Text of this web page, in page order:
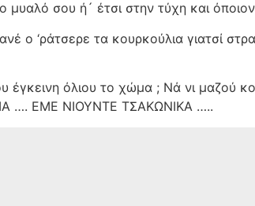
μυαλό σου ή´ έτσι στην τύχη και
ο ‘ράτσερε τα κουρκούλια γιατσί
έγκεινη όλιου το χώμα ; Νά νι μαζού
…. ΕΜΕ ΝΙΟΥΝΤΕ ΤΣΑΚΩΝΙΚΑ …..